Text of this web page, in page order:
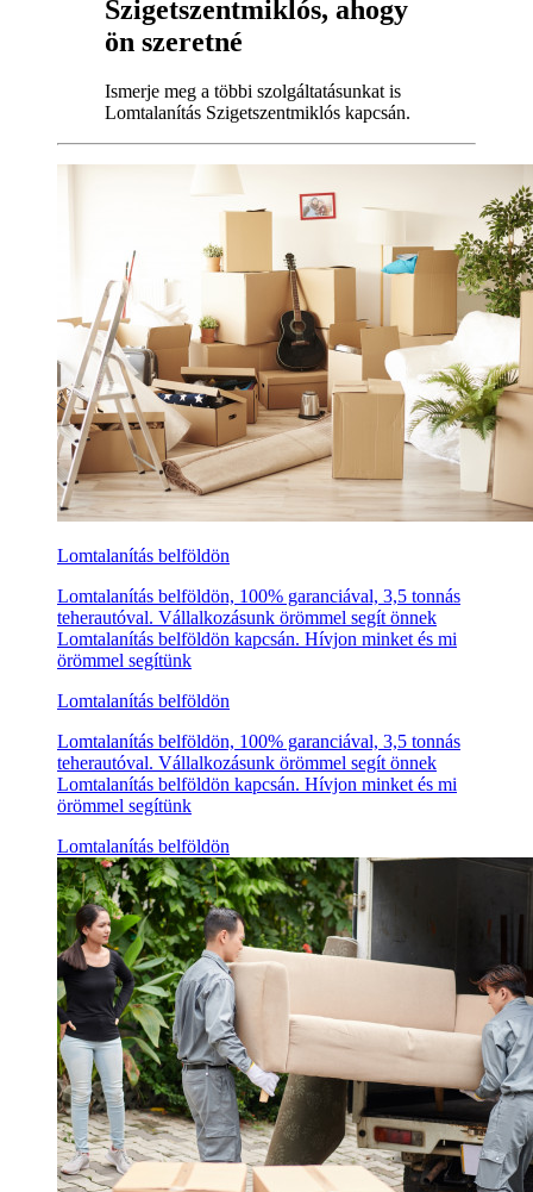
Szigetszentmiklós, ahogy
ön szeretné
Ismerje meg a többi szolgáltatásunkat is
Lomtalanítás Szigetszentmiklós kapcsán.
Lomtalanítás belföldön
Lomtalanítás belföldön, 100% garanciával, 3,5 tonnás
teherautóval. Vállalkozásunk örömmel segít önnek
Lomtalanítás belföldön kapcsán. Hívjon minket és mi
örömmel segítünk
Lomtalanítás belföldön
Lomtalanítás belföldön, 100% garanciával, 3,5 tonnás
teherautóval. Vállalkozásunk örömmel segít önnek
Lomtalanítás belföldön kapcsán. Hívjon minket és mi
örömmel segítünk
Lomtalanítás belföldön